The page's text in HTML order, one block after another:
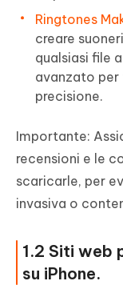
Ringtones
creare
qualsiasi file
avanzato per
precisione.
Importante:
recensioni e le
scaricarle, per
invasiva o
1.2 Siti web
su iPhone.